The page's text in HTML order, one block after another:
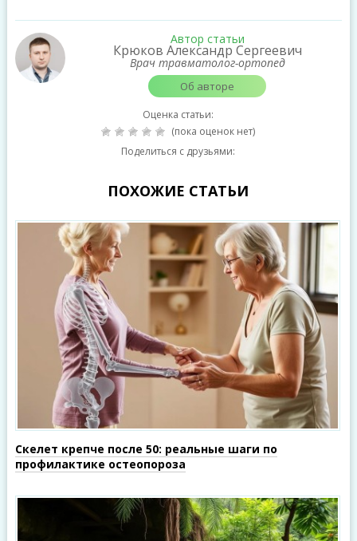
Автор статьи
Крюков Александр Сергеевич
Врач травматолог-ортопед
Об авторе
Оценка статьи:
(пока оценок нет)
Поделиться с друзьями:
ПОХОЖИЕ СТАТЬИ
Скелет крепче после 50: реальные шаги по
профилактике остеопороза